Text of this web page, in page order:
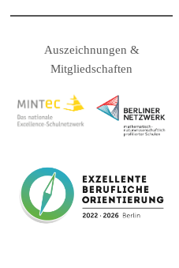
Auszeichnungen &
Mitgliedschaften